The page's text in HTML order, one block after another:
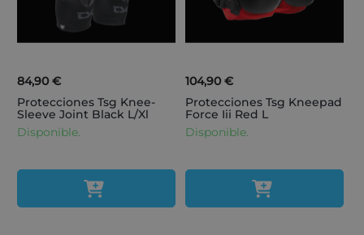
84,90 €
Protecciones Tsg Knee-
Sleeve Joint Black L/Xl
Disponible.
104,90 €
Protecciones Tsg Kneepad
Force Iii Red L
Disponible.